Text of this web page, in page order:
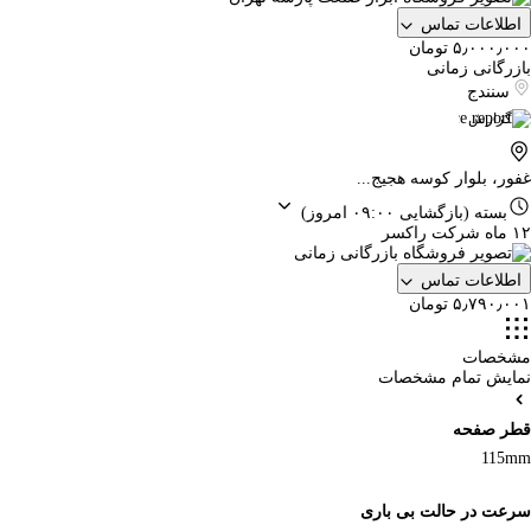
اطلاعات تماس
۵٫۰۰۰٫۰۰۰ تومان
بازرگانی زمانی
سنندج
گزارش
غفور، بلوار کوسه هجیج...
بسته (بازگشایی ۰۹:۰۰ امروز)
۱۲ ماه شرکت راکسر
اطلاعات تماس
۵٫۷۹۰٫۰۰۱ تومان
مشخصات
نمایش تمام مشخصات
قطر صفحه
115mm
سرعت در حالت بی باری